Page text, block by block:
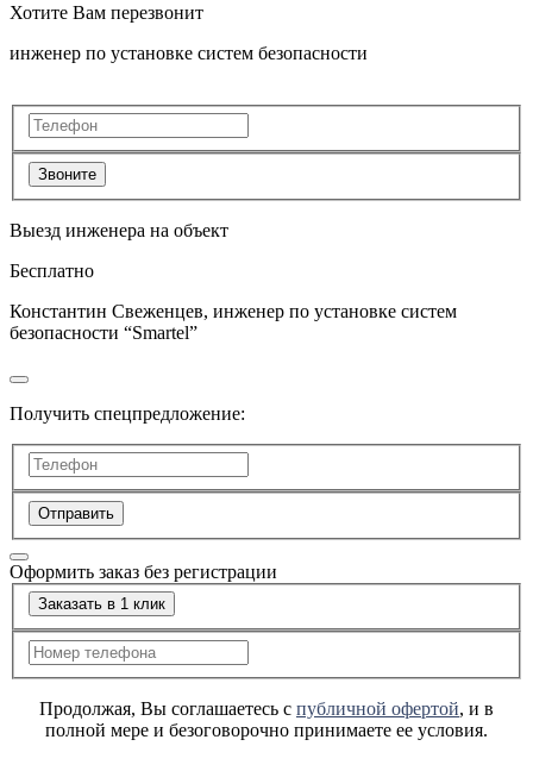
Хотите Вам перезвонит
инженер по установке систем безопасности
Звоните
Выезд инженера на объект
Бесплатно
Константин Свеженцев, инженер по установке систем
безопасности “Smartel”
Получить спецпредложение:
Отправить
Оформить заказ без регистрации
Заказать в 1 клик
Продолжая, Вы соглашаетесь с публичной офертой, и в
полной мере и безоговорочно принимаете ее условия.